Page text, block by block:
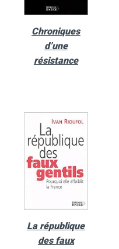
Chroniques
d’une
résistance
La république
des faux